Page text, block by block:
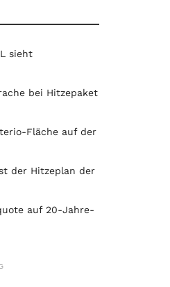
sieht
bei Hitzepaket
Fläche auf der
der Hitzeplan der
auf 20-Jahre-